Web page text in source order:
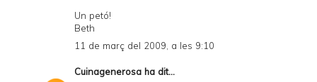
Un petó!
Beth
11 de març del 2009, a les 9:10
Cuinagenerosa ha dit...